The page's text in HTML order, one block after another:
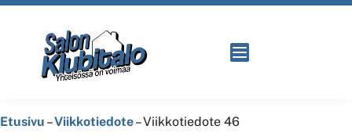
Etusivu –Viikkotiedote–Viikkotiedote 46